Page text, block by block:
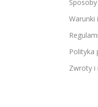
Warunki
Polityka
Zwroty i